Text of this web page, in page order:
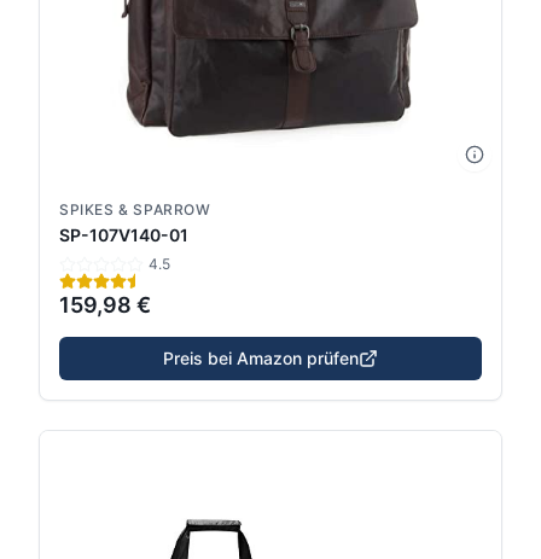
SPIKES & SPARROW
SP-107V140-01
4.5
159,98 €
Preis bei Amazon prüfen